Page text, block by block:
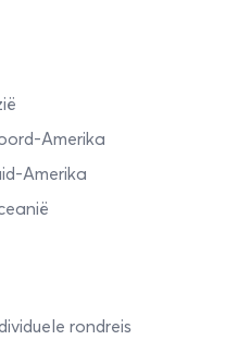
Amerika
Amerika
rondreis